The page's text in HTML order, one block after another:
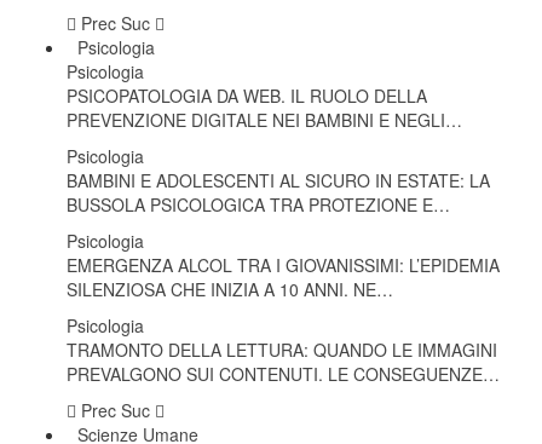
Prec Suc
Psicologia
Psicologia
PSICOPATOLOGIA DA WEB. IL RUOLO DELLA
PREVENZIONE DIGITALE NEI BAMBINI E NEGLI…
Psicologia
BAMBINI E ADOLESCENTI AL SICURO IN ESTATE: LA
BUSSOLA PSICOLOGICA TRA PROTEZIONE E…
Psicologia
EMERGENZA ALCOL TRA I GIOVANISSIMI: L’EPIDEMIA
SILENZIOSA CHE INIZIA A 10 ANNI. NE…
Psicologia
TRAMONTO DELLA LETTURA: QUANDO LE IMMAGINI
PREVALGONO SUI CONTENUTI. LE CONSEGUENZE…
Prec Suc
Scienze Umane